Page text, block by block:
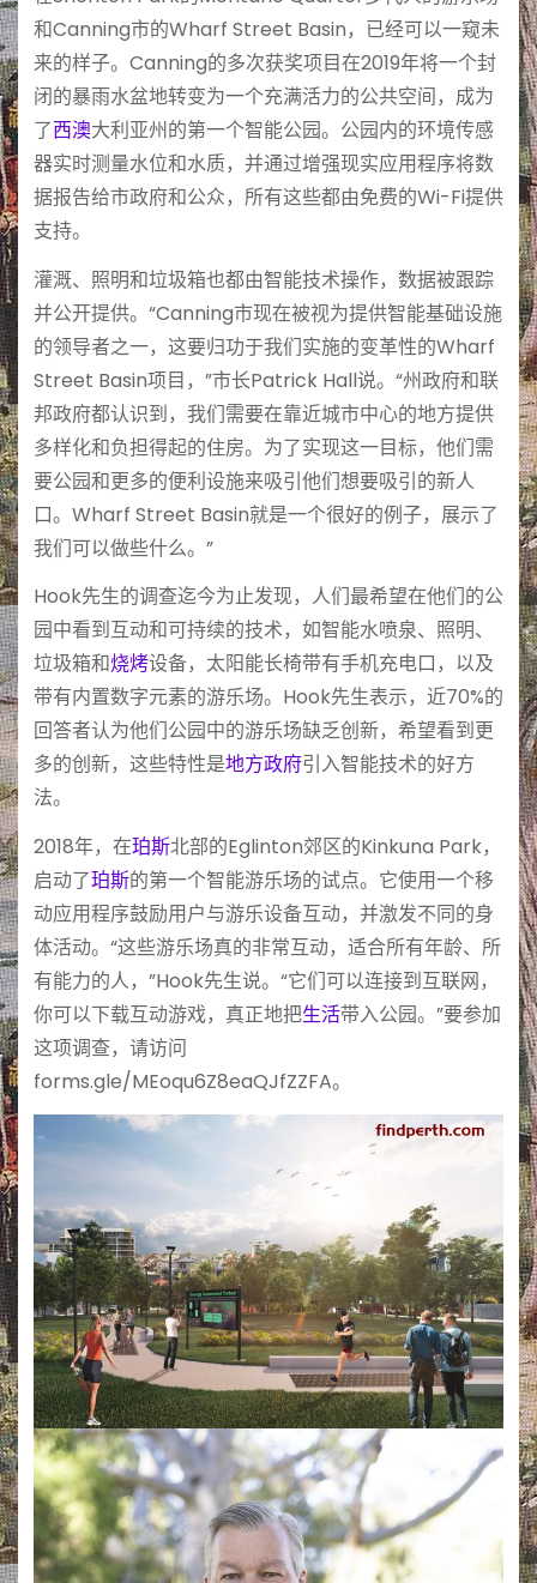
和Canning市的Wharf Street Basin，已经可以一窥未
来的样子。Canning的多次获奖项目在2019年将一个封
闭的暴雨水盆地转变为一个充满活力的公共空间，成为
了西澳大利亚州的第一个智能公园。公园内的环境传感
器实时测量水位和水质，并通过增强现实应用程序将数
据报告给市政府和公众，所有这些都由免费的Wi-Fi提供
支持。
灌溉、照明和垃圾箱也都由智能技术操作，数据被跟踪
并公开提供。“Canning市现在被视为提供智能基础设施
的领导者之一，这要归功于我们实施的变革性的Wharf
Street Basin项目，”市长Patrick Hall说。“州政府和联
邦政府都认识到，我们需要在靠近城市中心的地方提供
多样化和负担得起的住房。为了实现这一目标，他们需
要公园和更多的便利设施来吸引他们想要吸引的新人
口。Wharf Street Basin就是一个很好的例子，展示了
我们可以做些什么。”
Hook先生的调查迄今为止发现，人们最希望在他们的公
园中看到互动和可持续的技术，如智能水喷泉、照明、
垃圾箱和烧烤设备，太阳能长椅带有手机充电口，以及
带有内置数字元素的游乐场。Hook先生表示，近70%的
回答者认为他们公园中的游乐场缺乏创新，希望看到更
多的创新，这些特性是地方政府引入智能技术的好方
法。
2018年，在珀斯北部的Eglinton郊区的Kinkuna Park，
启动了珀斯的第一个智能游乐场的试点。它使用一个移
动应用程序鼓励用户与游乐设备互动，并激发不同的身
体活动。“这些游乐场真的非常互动，适合所有年龄、所
有能力的人，”Hook先生说。“它们可以连接到互联网，
你可以下载互动游戏，真正地把生活带入公园。”要参加
这项调查，请访问
forms.gle/MEoqu6Z8eaQJfZZFA。